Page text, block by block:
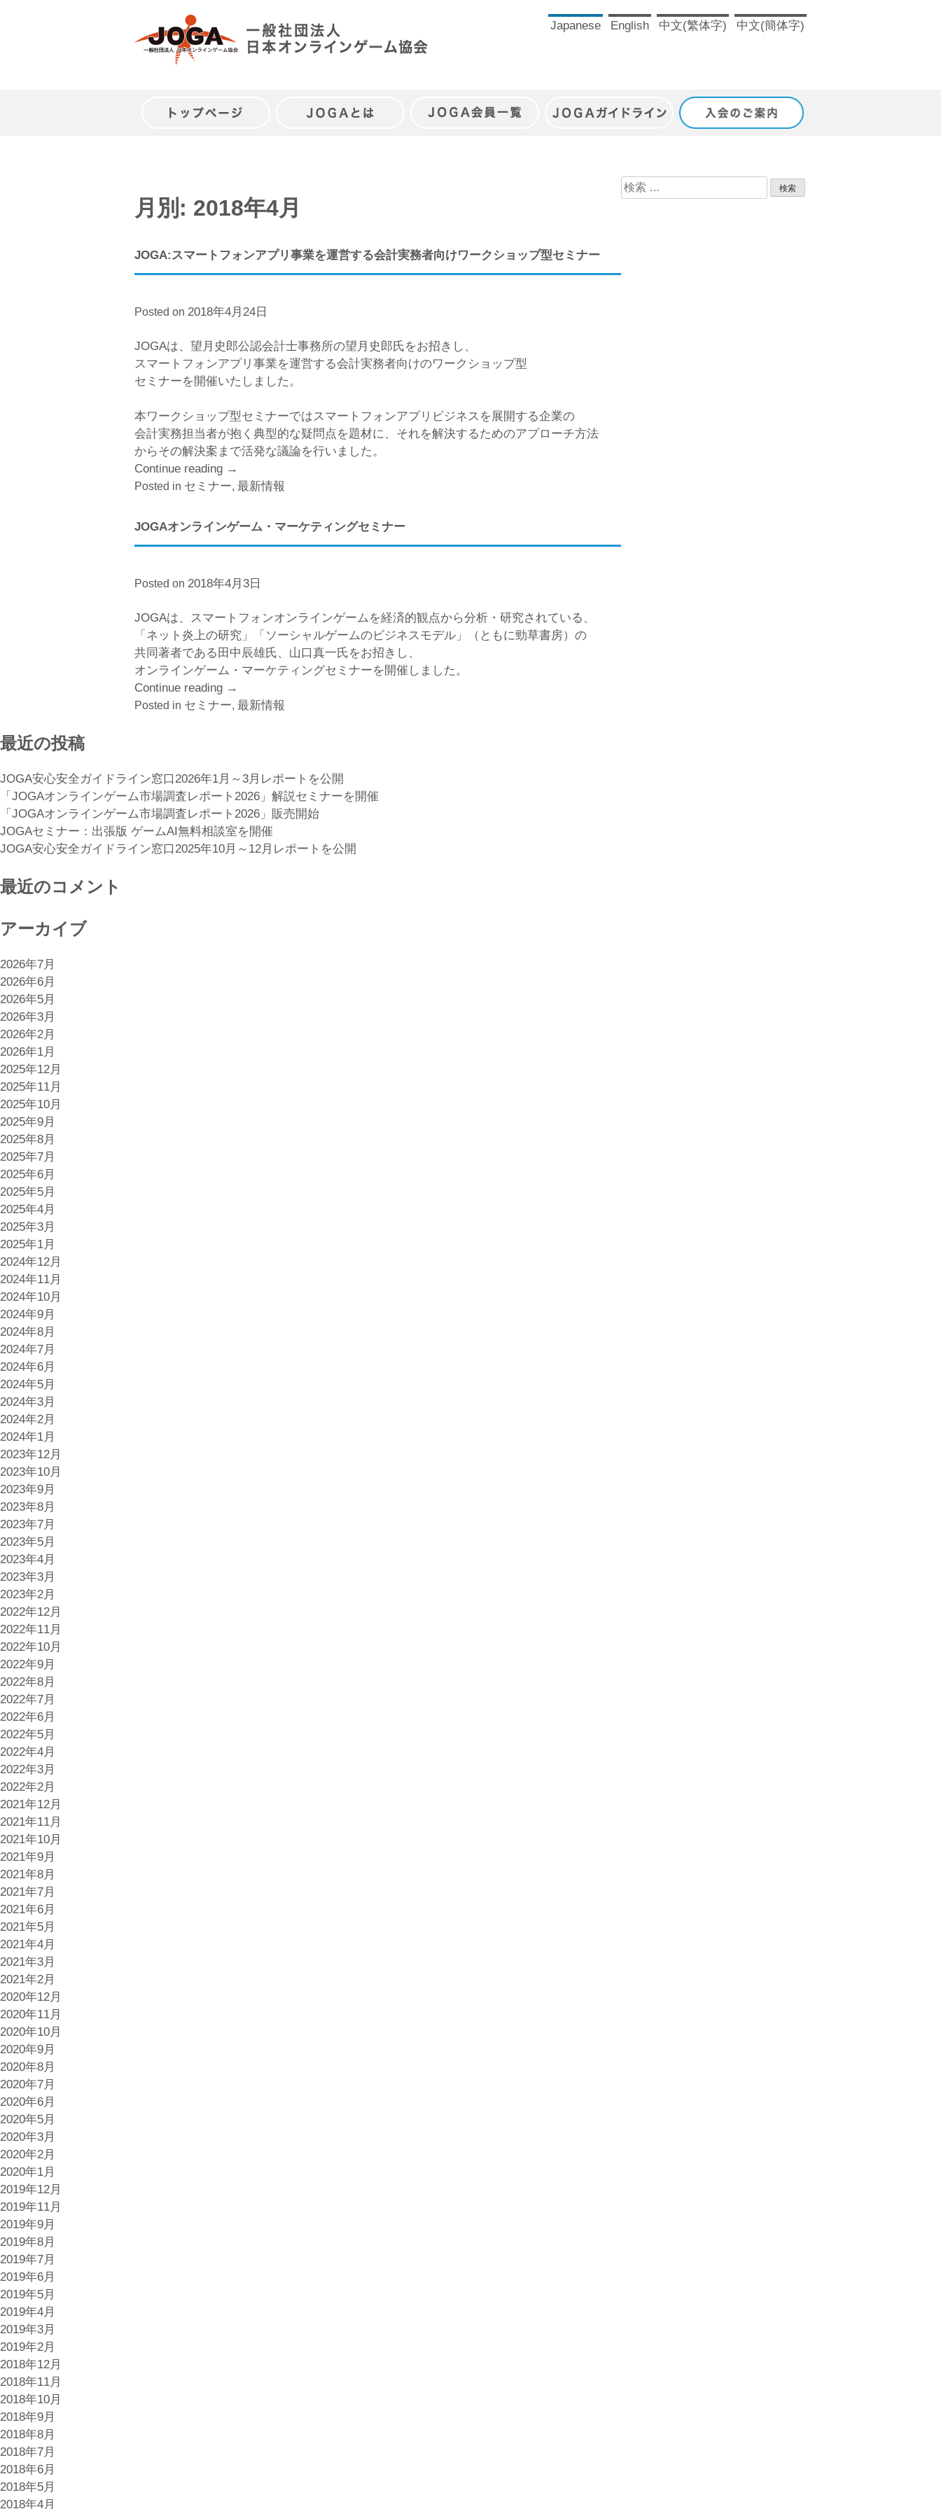
Japanese English 中文(繁体字) 中文(簡体字)
トップページ JOGAとは JOGA会員一覧 JOGAガイドライン 入会のご案内
月別: 2018年4月
JOGA:スマートフォンアプリ事業を運営する会計実務者向けワークショップ型セミナー
Posted on 2018年4月24日
JOGAは、望月史郎公認会計士事務所の望月史郎氏をお招きし、
スマートフォンアプリ事業を運営する会計実務者向けのワークショップ型
セミナーを開催いたしました。
本ワークショップ型セミナーではスマートフォンアプリビジネスを展開する企業の
会計実務担当者が抱く典型的な疑問点を題材に、それを解決するためのアプローチ方法
からその解決案まで活発な議論を行いました。
Continue reading “JOGA:
ス
ー
ン
プ
リ
事
業
を
運
会
計
実
務
者
→
Posted in セミナー, 最新情報
JOGAオンラインゲーム・マーケティングセミナー
Posted on 2018年4月3日
JOGAは、スマートフォンオンラインゲームを経済的観点から分析・研究されている、
「ネット炎上の研究」「ソーシャルゲームのビジネスモデル」（ともに勁草書房）の
共同著者である田中辰雄氏、山口真一氏をお招きし、
オンラインゲーム・マーケティングセミナーを開催しました。
Continue reading “JOGA
オ
ン
ゲ
ー
ム・
マ
→
Posted in セミナー, 最新情報
検
索:
最近の投稿
JOGA安心安全ガイドライン窓口2026年1月～3月レポートを公開
「JOGAオンラインゲーム市場調査レポート2026」解説セミナーを開催
「JOGAオンラインゲーム市場調査レポート2026」販売開始
JOGAセミナー：出張版 ゲームAI無料相談室を開催
JOGA安心安全ガイドライン窓口2025年10月～12月レポートを公開
最近のコメント
アーカイブ
2026年7月
2026年6月
2026年5月
2026年3月
2026年2月
2026年1月
2025年12月
2025年11月
2025年10月
2025年9月
2025年8月
2025年7月
2025年6月
2025年5月
2025年4月
2025年3月
2025年1月
2024年12月
2024年11月
2024年10月
2024年9月
2024年8月
2024年7月
2024年6月
2024年5月
2024年3月
2024年2月
2024年1月
2023年12月
2023年10月
2023年9月
2023年8月
2023年7月
2023年5月
2023年4月
2023年3月
2023年2月
2022年12月
2022年11月
2022年10月
2022年9月
2022年8月
2022年7月
2022年6月
2022年5月
2022年4月
2022年3月
2022年2月
2021年12月
2021年11月
2021年10月
2021年9月
2021年8月
2021年7月
2021年6月
2021年5月
2021年4月
2021年3月
2021年2月
2020年12月
2020年11月
2020年10月
2020年9月
2020年8月
2020年7月
2020年6月
2020年5月
2020年3月
2020年2月
2020年1月
2019年12月
2019年11月
2019年9月
2019年8月
2019年7月
2019年6月
2019年5月
2019年4月
2019年3月
2019年2月
2018年12月
2018年11月
2018年10月
2018年9月
2018年8月
2018年7月
2018年6月
2018年5月
2018年4月